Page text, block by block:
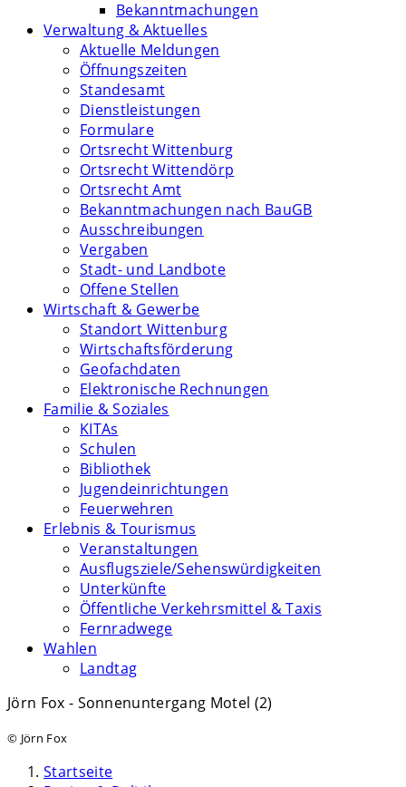
Bekanntmachungen
Verwaltung & Aktuelles
Aktuelle Meldungen
Öffnungszeiten
Standesamt
Dienstleistungen
Formulare
Ortsrecht Wittenburg
Ortsrecht Wittendörp
Ortsrecht Amt
Bekanntmachungen nach BauGB
Ausschreibungen
Vergaben
Stadt- und Landbote
Offene Stellen
Wirtschaft & Gewerbe
Standort Wittenburg
Wirtschaftsförderung
Geofachdaten
Elektronische Rechnungen
Familie & Soziales
KITAs
Schulen
Bibliothek
Jugendeinrichtungen
Feuerwehren
Erlebnis & Tourismus
Veranstaltungen
Ausflugsziele/Sehenswürdigkeiten
Unterkünfte
Öffentliche Verkehrsmittel & Taxis
Fernradwege
Wahlen
Landtag
Jörn Fox - Sonnenuntergang Motel (2)
© Jörn Fox
Startseite